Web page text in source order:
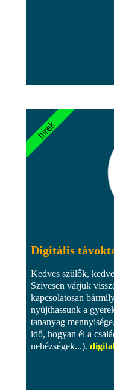
Digitális
Kedves szülők,
Szívesen várjuk
kapcsolatosan
nyújthassunk a
tananyag
idő, hogyan él a
nehézségek...).